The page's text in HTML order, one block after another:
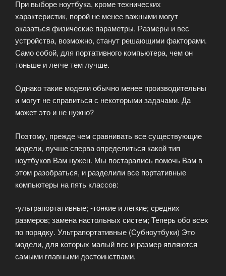
При выборе ноутбука, кроме технических
характеристик, порой не менее важными могут
оказаться физические параметры. Размеры и вес
устройства, возможно, станут решающими факторами.
Само собой, для портативного компьютера, чем он
тоньше и легче тем лучше.
Однако такие модели обычно менее производительны
и могут не справиться с некоторыми задачами. Да
может это и не нужно?
Поэтому, прежде чем сравнивать все существующие
модели, лучше сперва определиться какой тип
ноутбуков Вам нужен. Мы постарались помочь Вам в
этом разобраться, и разделили все портативные
компьютеры на пять классов:
-ультрапортативные; -тонкие и легкие; средних
размеров; замена настольных систем; Теперь обо всех
по порядку. Ультрапортативные (Субноутбуки) Это
модели, для которых малый вес и размер являются
самыми главными достоинствами.